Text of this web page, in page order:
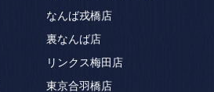
なんば戎橋店
裏なんば店
リンクス梅田店
東京合羽橋店